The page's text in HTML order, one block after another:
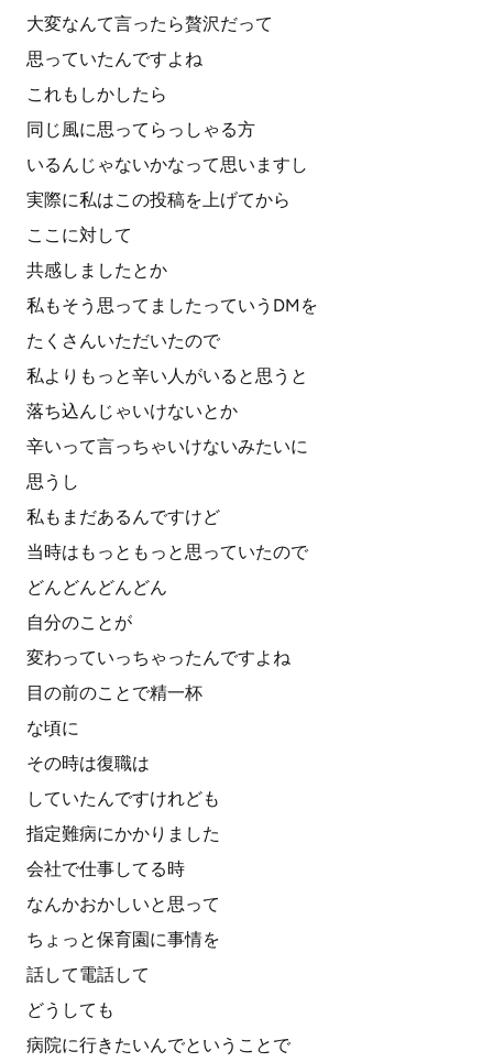
大変なんて言ったら贅沢だって
思っていたんですよね
これもしかしたら
同じ風に思ってらっしゃる方
いるんじゃないかなって思いますし
実際に私はこの投稿を上げてから
ここに対して
共感しましたとか
私もそう思ってましたっていうDMを
たくさんいただいたので
私よりもっと辛い人がいると思うと
落ち込んじゃいけないとか
辛いって言っちゃいけないみたいに
思うし
私もまだあるんですけど
当時はもっともっと思っていたので
どんどんどんどん
自分のことが
変わっていっちゃったんですよね
目の前のことで精一杯
な頃に
その時は復職は
していたんですけれども
指定難病にかかりました
会社で仕事してる時
なんかおかしいと思って
ちょっと保育園に事情を
話して電話して
どうしても
病院に行きたいんでということで